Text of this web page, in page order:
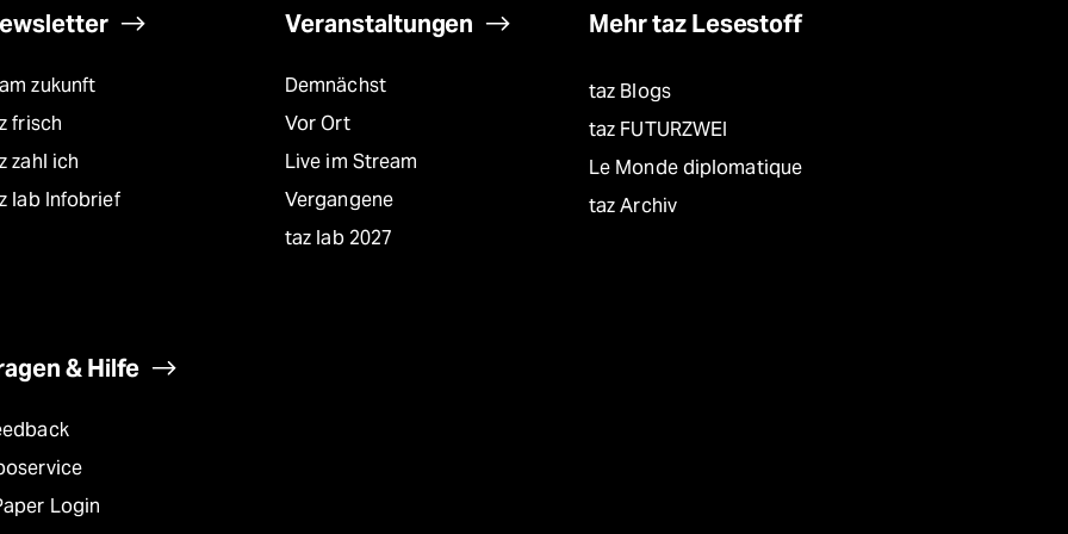
zukunft
frisch
zahl ich
lab Infobrief
Veranstaltungen
Demnächst
Vor Ort
Live im Stream
Vergangene
taz lab 2027
Mehr taz Lesestoff
taz Blogs
taz FUTURZWEI
Le Monde diplomatique
taz Archiv
& Hilfe
Login